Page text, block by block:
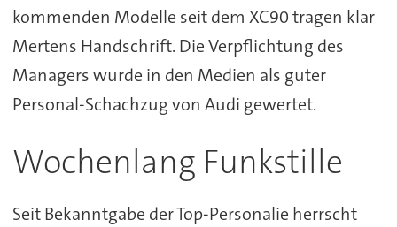
kommenden Modelle seit dem XC90 tragen klar
Mertens Handschrift. Die Verpflichtung des
Managers wurde in den Medien als guter
Personal-Schachzug von Audi gewertet.
Wochenlang Funkstille
Seit Bekanntgabe der Top-Personalie herrscht